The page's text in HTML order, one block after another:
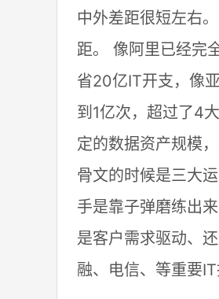
中外差距很短左右
距。 像阿里已经完
省20亿IT开支，像
到1亿次，超过了4
定的数据资产规模
骨文的时候是三大
手是靠子弹磨练出
是客户需求驱动、
融、电信、等重要